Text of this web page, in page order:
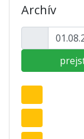
Archív